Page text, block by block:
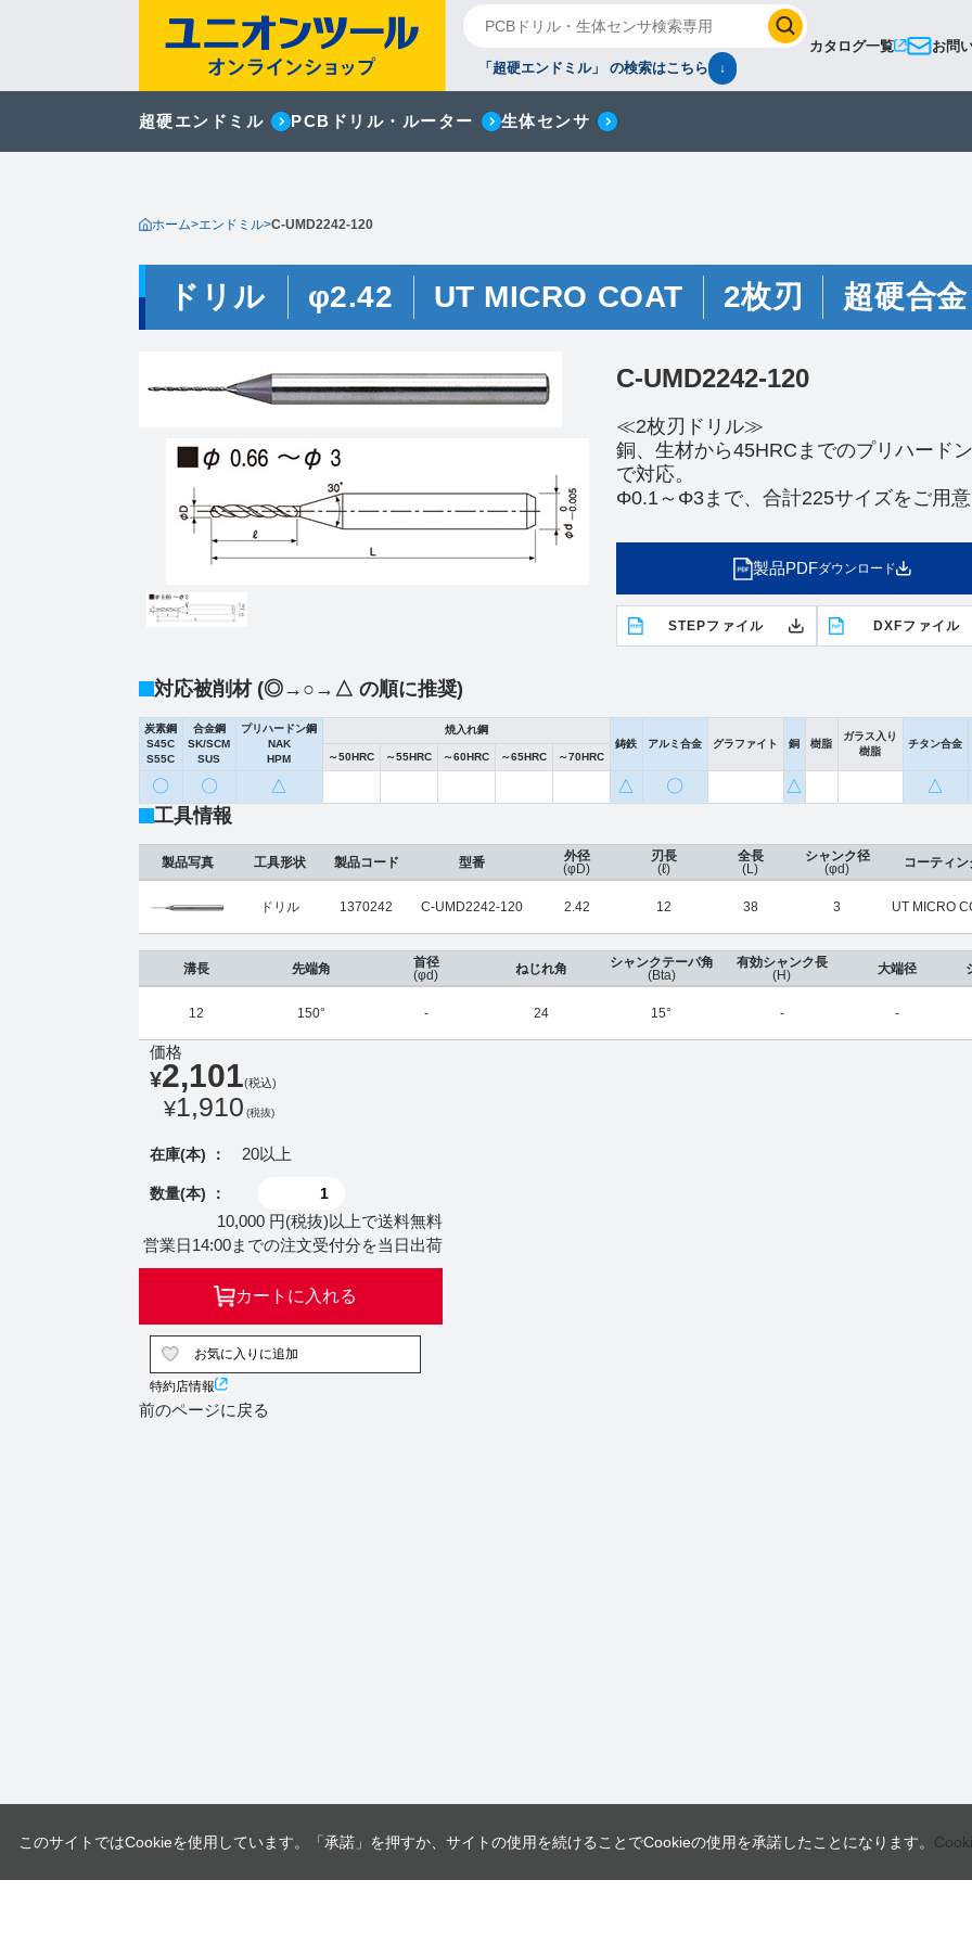
カタログ一覧
お問
「超硬エンドミル」 の検索はこちら
↓
超硬エンドミル PCBドリル・ルーター 生体センサ
ホーム>エンドミル>C-UMD2242-120
ドリル φ2.42 UT MICRO COAT 2枚刃 超硬合金
C-UMD2242-120
≪2枚刃ドリル≫
銅、生材から45HRCまでのプリハード
で対応。
Φ0.1～Φ3まで、合計225サイズをご用
製品PDFダウンロード
STEPファイル DXFファイル
対応被削材 (◎→○→△ の順に推奨)
炭素鋼
S45C
S55C
合金鋼
SK/SCM
SUS
プリハードン鋼
NAK
HPM
焼入れ鋼
鋳鉄
アルミ合金 グラファイト 銅 樹脂
ガラス入り
樹脂
チタン合金
～50HRC
～55HRC ～60HRC ～65HRC ～70HRC
〇 〇 △ △ 〇 △ △
工具情報
製品写真 工具形状
ドリル
製品コード
1370242
型番
C-UMD2242-120
外径
(φD)
2.42
刃長
(ℓ)
12
全長
(L)
38
シャンク径
(φd)
3
コーティン
UT MICRO
溝長
12
先端角
150°
首径
(φd)
-
ねじれ角
24
シャンクテーパ角
(Bta)
15°
有効シャンク長
(H)
-
大端径
-
価格
¥2,101(税込)
¥1,910 (税抜)
在庫(本) ： 20以上
数量(本) ：
10,000 円(税抜)以上で送料無料
営業日14:00までの注文受付分を当日出荷
カートに入れる
お気に入りに追加
特約店情報
前のページに戻る
このサイトではCookieを使用しています。「承諾」を押すか、サイトの使用を続けることでCookieの使用を承諾したことになります。